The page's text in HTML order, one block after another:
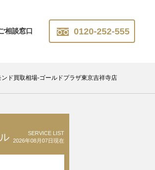
相談窓口 0120-252-555
ンド買取相場-ゴールドプラザ東京吉祥寺店
SERVICE LIST
2026年08月07日現在